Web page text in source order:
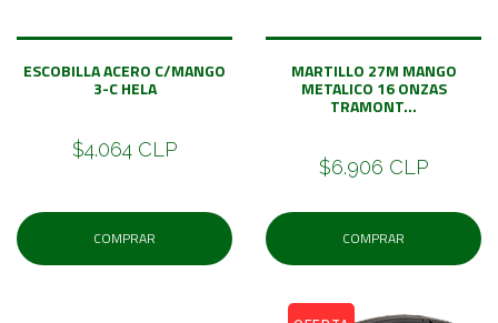
ESCOBILLA ACERO C/MANGO
3-C HELA
$4.064 CLP
COMPRAR
MARTILLO 27M MANGO
METALICO 16 ONZAS
TRAMONT...
$6.906 CLP
COMPRAR